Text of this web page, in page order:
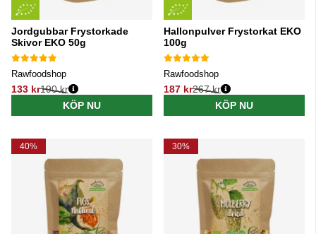
Jordgubbar Frystorkade
Skivor EKO 50g
Rawfoodshop
133 kr
Ordinarie pris:
190 kr
KÖP NU
Hallonpulver Frystorkat EKO
100g
Rawfoodshop
187 kr
Ordinarie pris:
267 kr
KÖP NU
40% 30%